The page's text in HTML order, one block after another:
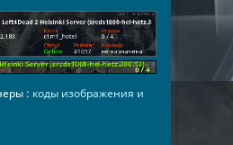
: коды изображения и